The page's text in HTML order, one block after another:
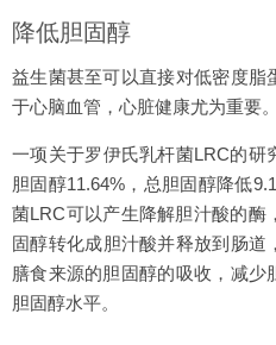
降低胆固醇
益生菌甚至可以直接对低密度脂
于心脑血管，心脏健康尤为重要。
一项关于罗伊氏乳杆菌LRC的研
胆固醇11.64%，总胆固醇降低
菌LRC可以产生降解胆汁酸的酶
固醇转化成胆汁酸并释放到肠
膳食来源的胆固醇的吸收，减少
胆固醇水平。